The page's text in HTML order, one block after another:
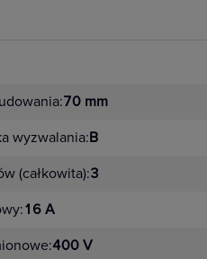
70 mm
wyzwalania:B
(całkowita):3
16 A
400 V